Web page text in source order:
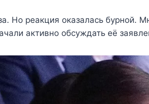
Но реакция оказалась бурной.
активно обсуждать её